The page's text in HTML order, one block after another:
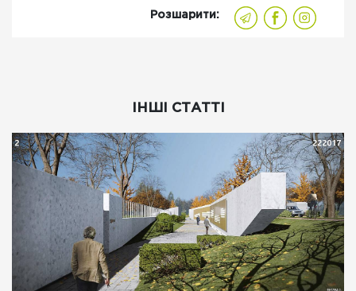
Розшарити:
ІНШІ СТАТТІ